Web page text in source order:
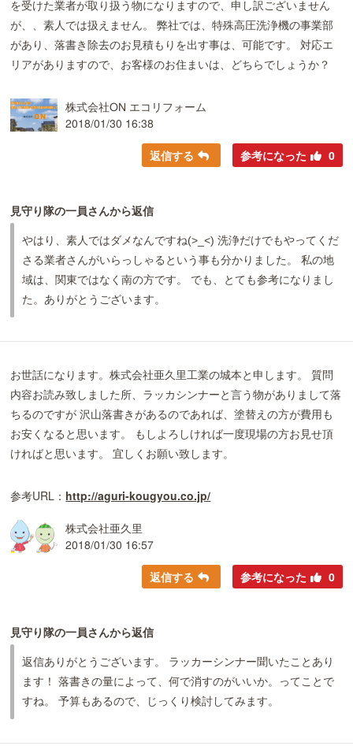
を受けた業者が取り扱う物になりますので、申し訳ございません
が、、素人では扱えません。 弊社では、特殊高圧洗浄機の事業部
があり、落書き除去のお見積もりを出す事は、可能です。 対応エ
リアがありますので、お客様のお住まいは、どちらでしょうか？
株式会社ON エコリフォーム
2018/01/30 16:38
返信する 参考になった 0
見守り隊の一員さんから返信
やはり、素人ではダメなんですね(>_<) 洗浄だけでもやってくだ
さる業者さんがいらっしゃるという事も分かりました。 私の地
域は、関東ではなく南の方です。 でも、とても参考になりまし
た。ありがとうございます。
お世話になります。株式会社亜久里工業の城本と申します。 質問
内容お読み致しました所、ラッカシンナーと言う物がありまして落
ちるのですが 沢山落書きがあるのであれば、塗替えの方が費用も
お安くなると思います。 もしよろしければ一度現場の方お見せ頂
ければと思います。 宜しくお願い致します。
参考URL： http://aguri-kougyou.co.jp/
株式会社亜久里
2018/01/30 16:57
返信する 参考になった 0
見守り隊の一員さんから返信
返信ありがとうございます。 ラッカーシンナー聞いたことあり
ます！ 落書きの量によって、何で消すのがいいか。ってことで
すね。 予算もあるので、じっくり検討してみます。